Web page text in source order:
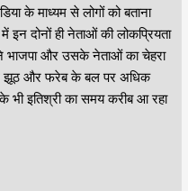
के माध्यम से लोगों को बताना
इन दोनों ही नेताओं की लोकप्रियता
भाजपा और उसके नेताओं का चेहरा
झूठ और फरेब के बल पर अधिक
भी इतिश्री का समय करीब आ रहा